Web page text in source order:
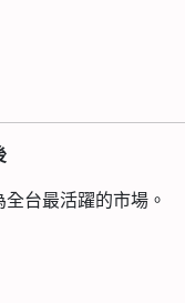
全台最活躍的市場。